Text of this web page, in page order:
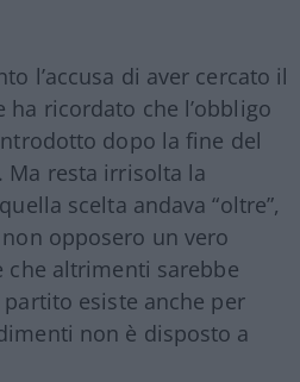
l’accusa di aver cercato il
ha ricordato che l’obbligo
dopo la fine del
Ma resta irrisolta la
scelta andava “oltre”,
opposero un vero
che altrimenti sarebbe
partito esiste anche per
non è disposto a